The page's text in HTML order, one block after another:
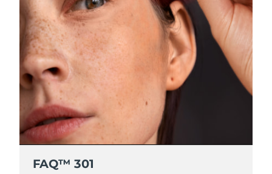
FAQ™ 301